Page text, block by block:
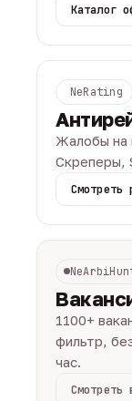
Каталог
NeRating
Жалобы на
Скреперы,
Смотреть
1100+
фильтр,
час.
Смотреть